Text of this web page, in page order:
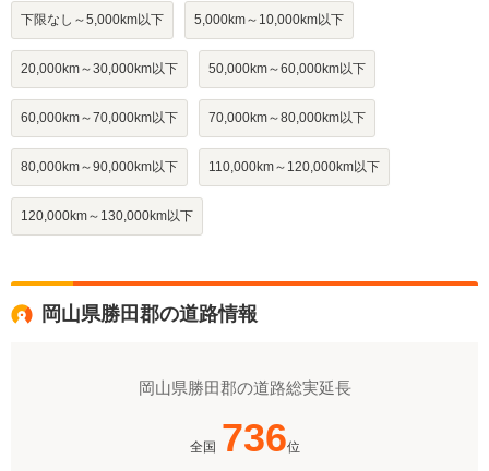
下限なし～5,000km以下 5,000km～10,000km以下
20,000km～30,000km以下 50,000km～60,000km以下
60,000km～70,000km以下 70,000km～80,000km以下
80,000km～90,000km以下 110,000km～120,000km以下
120,000km～130,000km以下
岡山県勝田郡の道路情報
岡山県勝田郡の道路総実延長
全国 736位